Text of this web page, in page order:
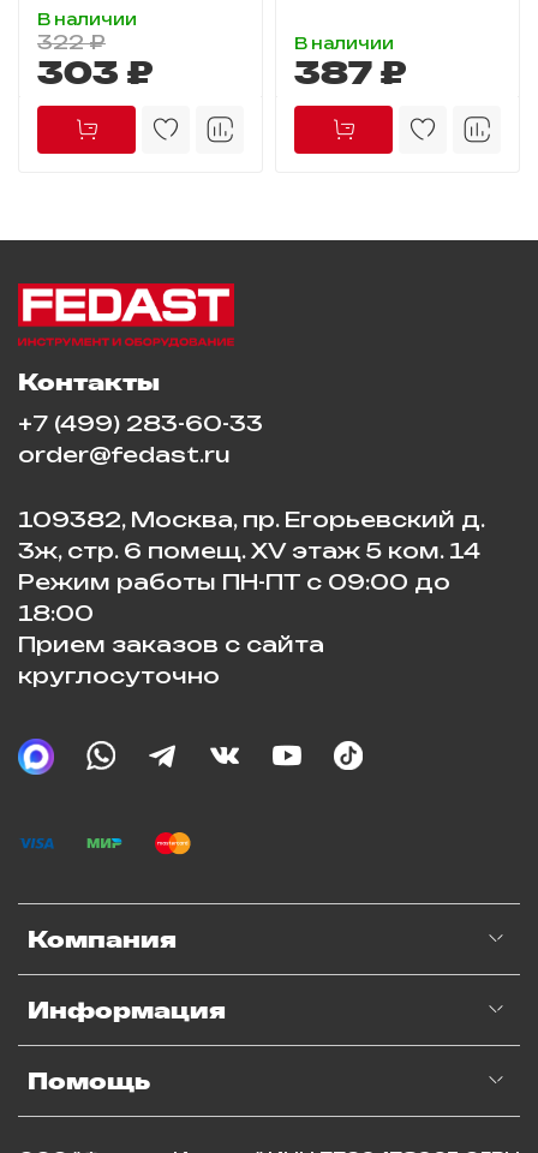
В наличии
322 ₽
303 ₽
В наличии
387 ₽
Компания
Информация
Помощь
Контакты
+7 (499) 283-60-33
order@fedast.ru
109382, Москва, пр. Егорьевский д.
3ж, стр. 6 помещ. XV этаж 5 ком. 14
Режим работы ПН-ПТ с 09:00 до
18:00
Прием заказов с сайта
круглосуточно